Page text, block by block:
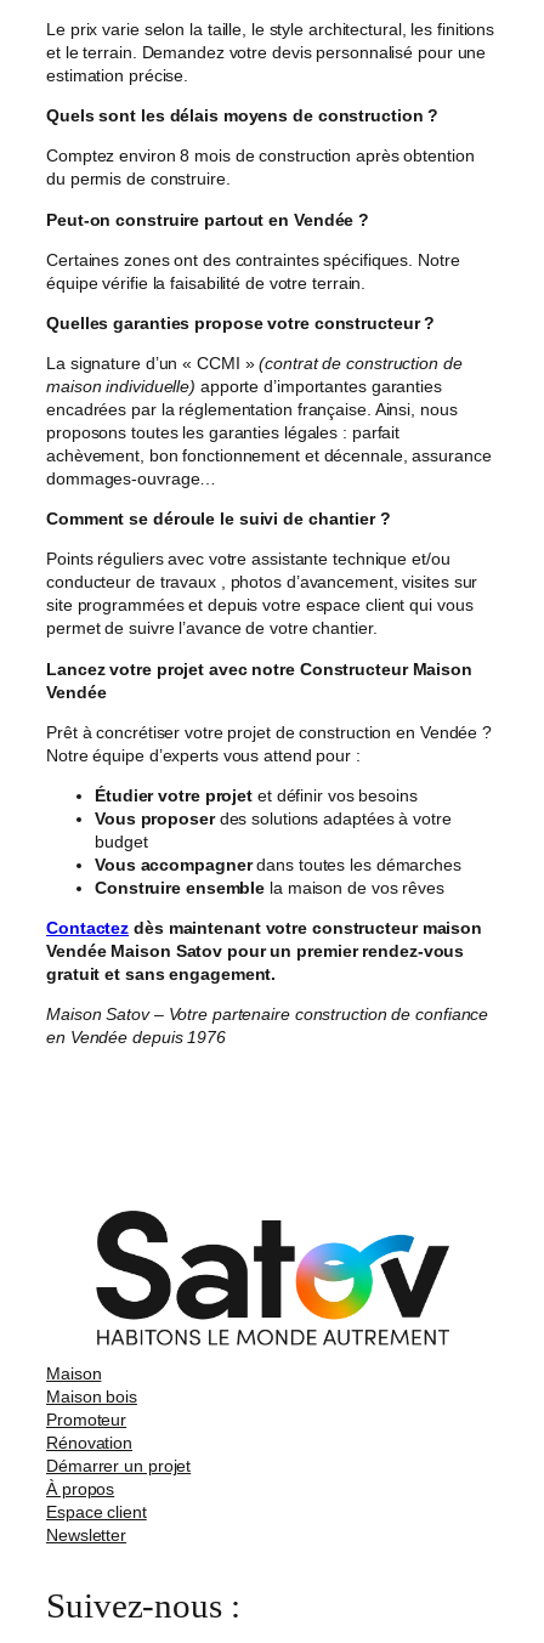
Le prix varie selon la taille, le style architectural, les finitions
et le terrain. Demandez votre devis personnalisé pour une
estimation précise.
Quels sont les délais moyens de construction ?
Comptez environ 8 mois de construction après obtention
du permis de construire.
Peut-on construire partout en Vendée ?
Certaines zones ont des contraintes spécifiques. Notre
équipe vérifie la faisabilité de votre terrain.
Quelles garanties propose votre constructeur ?
La signature d’un « CCMI »(contrat de construction de
maison individuelle) apporte d’importantes garanties
encadrées par la réglementation française. Ainsi, nous
proposons toutes les garanties légales : parfait
achèvement, bon fonctionnement et décennale, assurance
dommages-ouvrage…
Comment se déroule le suivi de chantier ?
Points réguliers avec votre assistante technique et/ou
conducteur de travaux , photos d’avancement, visites sur
site programmées et depuis votre espace client qui vous
permet de suivre l’avance de votre chantier.
Lancez votre projet avec notre Constructeur Maison
Vendée
Prêt à concrétiser votre projet de construction en Vendée ?
Notre équipe d’experts vous attend pour :
Étudier votre projet et définir vos besoins
Vous proposerdes solutions adaptées à votre
budget
Vous accompagnerdans toutes les démarches
Construire ensemble la maison de vos rêves
Contactez dès maintenant votre constructeur maison
Vendée Maison Satov pour un premier rendez-vous
gratuit et sans engagement.
Maison Satov – Votre partenaire construction de confiance
en Vendée depuis 1976
Maison
Maison bois
Promoteur
Rénovation
Démarrer un projet
À propos
Espace client
Newsletter
Suivez-nous :